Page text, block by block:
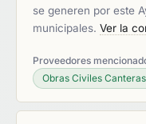
se generen por este
municipales. Ver la
Proveedores
Obras Civiles